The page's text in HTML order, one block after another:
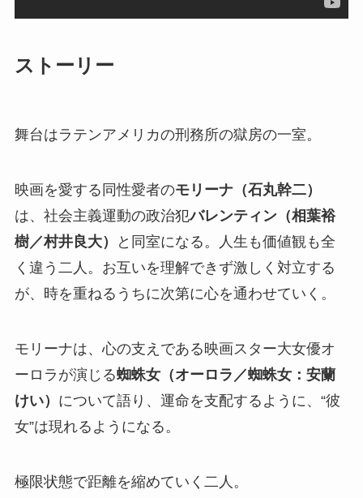
ストーリー
舞台はラテンアメリカの刑務所の獄房の一室。
映画を愛する同性愛者のモリーナ（石丸幹二）
は、社会主義運動の政治犯バレンティン（相葉裕
樹／村井良大）
と同室になる。人生も価値観も全
く違う二人。お互いを理解できず激しく対立する
が、時を重ねるうちに次第に心を通わせていく。
モリーナは、心の支えである映画スター大女優オ
ーロラが演じる蜘蛛女（オーロラ／蜘蛛女：安蘭
けい） について語り、運命を支配するように、“彼
女”は現れるようになる。
極限状態で距離を縮めていく二人。